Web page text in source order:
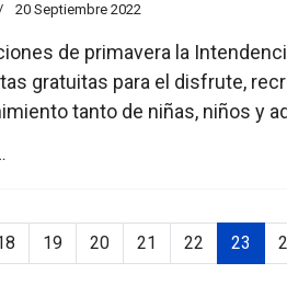
20 Septiembre 2022
de primavera la
gratuitas para el disfrute,
tanto de niñas, niños y
19 20 21 22 23